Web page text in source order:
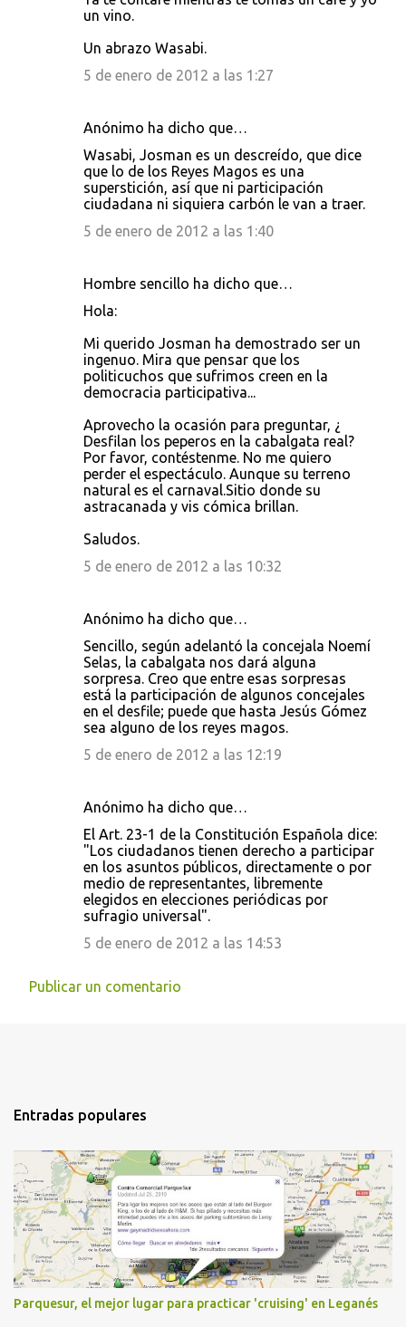
un vino.
Un abrazo Wasabi.
5 de enero de 2012 a las 1:27
Anónimo ha dicho que…
Wasabi, Josman es un descreído, que dice
que lo de los Reyes Magos es una
superstición, así que ni participación
ciudadana ni siquiera carbón le van a traer.
5 de enero de 2012 a las 1:40
Hombre sencillo ha dicho que…
Hola:
Mi querido Josman ha demostrado ser un
ingenuo. Mira que pensar que los
politicuchos que sufrimos creen en la
democracia participativa...
Aprovecho la ocasión para preguntar, ¿
Desfilan los peperos en la cabalgata real?
Por favor, contéstenme. No me quiero
perder el espectáculo. Aunque su terreno
natural es el carnaval.Sitio donde su
astracanada y vis cómica brillan.
Saludos.
5 de enero de 2012 a las 10:32
Anónimo ha dicho que…
Sencillo, según adelantó la concejala Noemí
Selas, la cabalgata nos dará alguna
sorpresa. Creo que entre esas sorpresas
está la participación de algunos concejales
en el desfile; puede que hasta Jesús Gómez
sea alguno de los reyes magos.
5 de enero de 2012 a las 12:19
Anónimo ha dicho que…
El Art. 23-1 de la Constitución Española dice:
"Los ciudadanos tienen derecho a participar
en los asuntos públicos, directamente o por
medio de representantes, libremente
elegidos en elecciones periódicas por
sufragio universal".
5 de enero de 2012 a las 14:53
Publicar un comentario
Entradas populares
Parquesur, el mejor lugar para practicar 'cruising' en Leganés